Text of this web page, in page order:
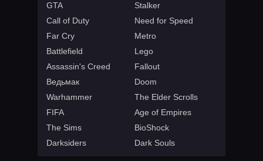
GTA
Stalker
Call of Duty
Need for Speed
Far Cry
Metro
Battlefield
Lego
Assassin's Creed
Fallout
Ведьмак
Doom
Warhammer
The Elder Scrolls
FIFA
Age of Empires
The Sims
BioShock
Darksiders
Dark Souls